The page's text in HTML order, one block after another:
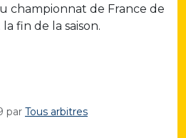
championnat de France de
fin de la saison.
par Tous arbitres